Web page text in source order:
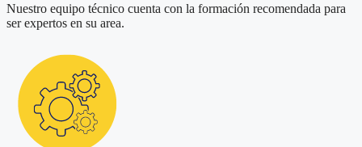
Nuestro equipo técnico cuenta con la formación recomendada para
ser expertos en su area.